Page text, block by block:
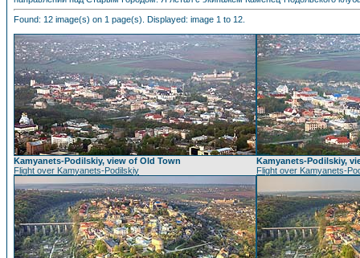
Found: 12 image(s) on 1 page(s). Displayed: image 1 to 12.
Kamyanets-Podilskiy, view of Old Town
Flight over Kamyanets-Podilskiy
Kamyanets-Podilskiy,
Flight over Kamyanets-